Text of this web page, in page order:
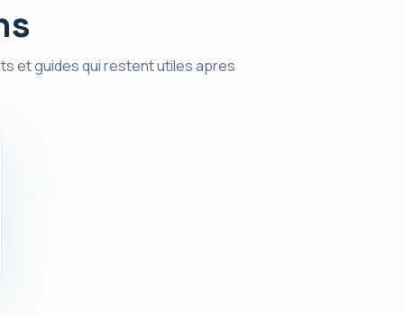
et guides qui restent utiles apres